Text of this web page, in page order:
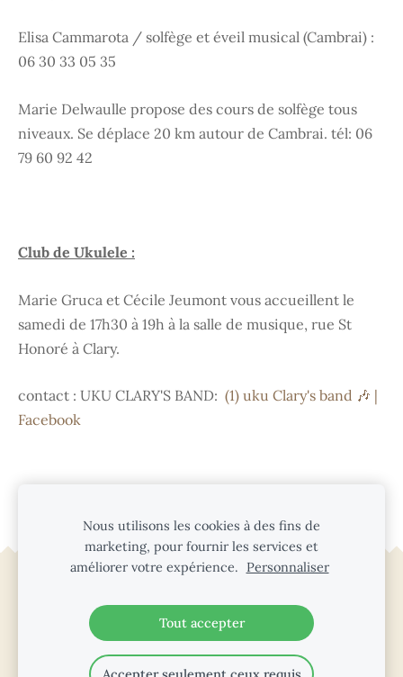
Elisa Cammarota / solfège et éveil musical (Cambrai) :
06 30 33 05 35
Marie Delwaulle propose des cours de solfège tous
niveaux. Se déplace 20 km autour de Cambrai. tél: 06
79 60 92 42
Club de Ukulele :
Marie Gruca et Cécile Jeumont vous accueillent le
samedi de 17h30 à 19h à la salle de musique, rue St
Honoré à Clary.
contact : UKU CLARY'S BAND: (1) uku Clary's band 🎶 |
Facebook
Cookies
Nous utilisons les cookies à des fins de
marketing, pour fournir les services et
améliorer votre expérience.
Personnaliser
Tout accepter